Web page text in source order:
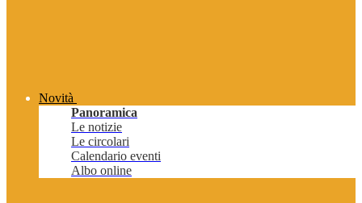
Novità
Panoramica
Le notizie
Le circolari
Calendario eventi
Albo online